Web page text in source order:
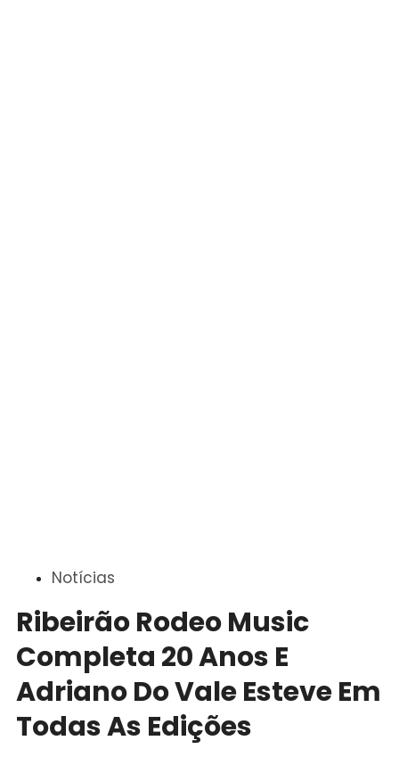
Notícias
Ribeirão Rodeo Music
Completa 20 Anos E
Adriano Do Vale Esteve Em
Todas As Edições